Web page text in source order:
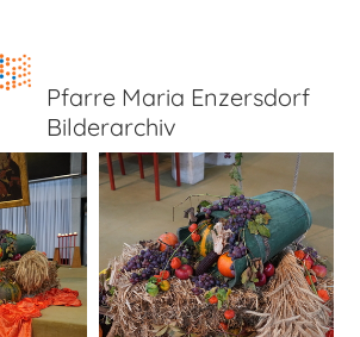
Pfarre Maria Enzersdorf
Bilderarchiv